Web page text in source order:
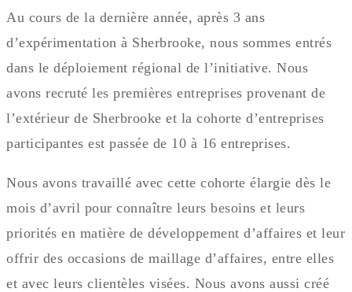
Au cours de la dernière année, après 3 ans
d’expérimentation à Sherbrooke, nous sommes entrés
dans le déploiement régional de l’initiative. Nous
avons recruté les premières entreprises provenant de
l’extérieur de Sherbrooke et la cohorte d’entreprises
participantes est passée de 10 à 16 entreprises.
Nous avons travaillé avec cette cohorte élargie dès le
mois d’avril pour connaître leurs besoins et leurs
priorités en matière de développement d’affaires et leur
offrir des occasions de maillage d’affaires, entre elles
et avec leurs clientèles visées. Nous avons aussi créé